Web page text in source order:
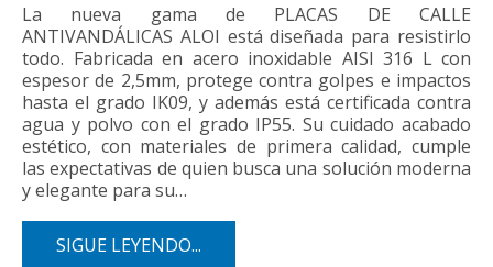
La nueva gama de PLACAS DE CALLE
ANTIVANDÁLICAS ALOI está diseñada para resistirlo
todo. Fabricada en acero inoxidable AISI 316 L con
espesor de 2,5mm, protege contra golpes e impactos
hasta el grado IK09, y además está certificada contra
agua y polvo con el grado IP55. Su cuidado acabado
estético, con materiales de primera calidad, cumple
las expectativas de quien busca una solución moderna
y elegante para su…
SIGUE LEYENDO...